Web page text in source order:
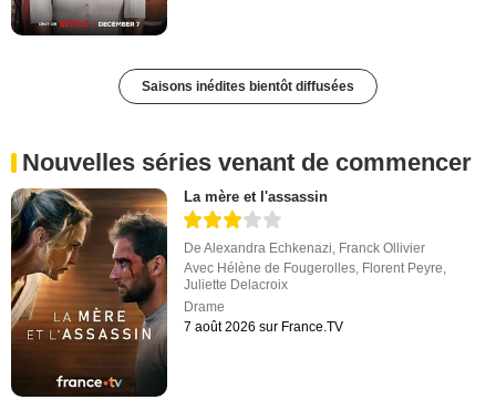
Saisons inédites bientôt diffusées
Nouvelles séries venant de commencer
La mère et l'assassin
DeAlexandra Echkenazi, Franck Ollivier
Avec Hélène de Fougerolles, Florent Peyre,
Juliette Delacroix
Drame
7 août 2026 sur France.TV